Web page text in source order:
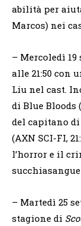
abilità per
Marcos) nei
– Mercoledì
alle 21:50 con
Liu nel cast.
di Blue Bloods
del capitano
(AXN SCI-FI,
l’horror e il
– Martedì 25
stagione di